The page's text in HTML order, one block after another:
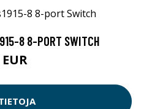
8 8-PORT SWITCH